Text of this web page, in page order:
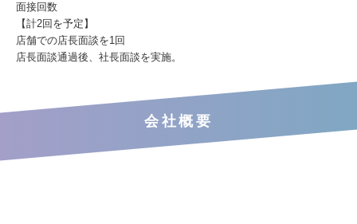
面接回数
【計2回を予定】
店舗での店長面談を1回
店長面談通過後、社長面談を実施。
会社概要